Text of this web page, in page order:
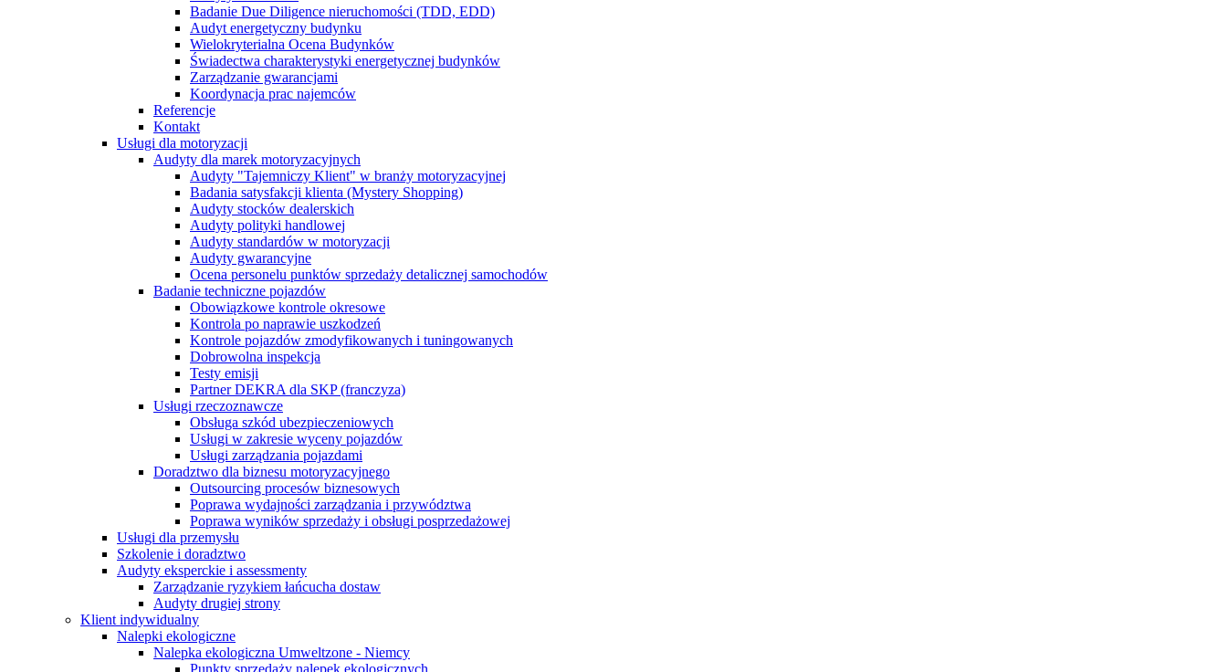
Badanie Due Diligence nieruchomości (TDD, EDD)
Audyt energetyczny budynku
Wielokryterialna Ocena Budynków
Świadectwa charakterystyki energetycznej budynków
Zarządzanie gwarancjami
Koordynacja prac najemców
Referencje
Kontakt
Usługi dla motoryzacji
Audyty dla marek motoryzacyjnych
Audyty "Tajemniczy Klient" w branży motoryzacyjnej
Badania satysfakcji klienta (Mystery Shopping)
Audyty stocków dealerskich
Audyty polityki handlowej
Audyty standardów w motoryzacji
Audyty gwarancyjne
Ocena personelu punktów sprzedaży detalicznej samochodów
Badanie techniczne pojazdów
Obowiązkowe kontrole okresowe
Kontrola po naprawie uszkodzeń
Kontrole pojazdów zmodyfikowanych i tuningowanych
Dobrowolna inspekcja
Testy emisji
Partner DEKRA dla SKP (franczyza)
Usługi rzeczoznawcze
Obsługa szkód ubezpieczeniowych
Usługi w zakresie wyceny pojazdów
Usługi zarządzania pojazdami
Doradztwo dla biznesu motoryzacyjnego
Outsourcing procesów biznesowych
Poprawa wydajności zarządzania i przywództwa
Poprawa wyników sprzedaży i obsługi posprzedażowej
Usługi dla przemysłu
Szkolenie i doradztwo
Audyty eksperckie i assessmenty
Zarządzanie ryzykiem łańcucha dostaw
Audyty drugiej strony
Klient indywidualny
Nalepki ekologiczne
Nalepka ekologiczna Umweltzone - Niemcy
Punkty sprzedaży nalepek ekologicznych